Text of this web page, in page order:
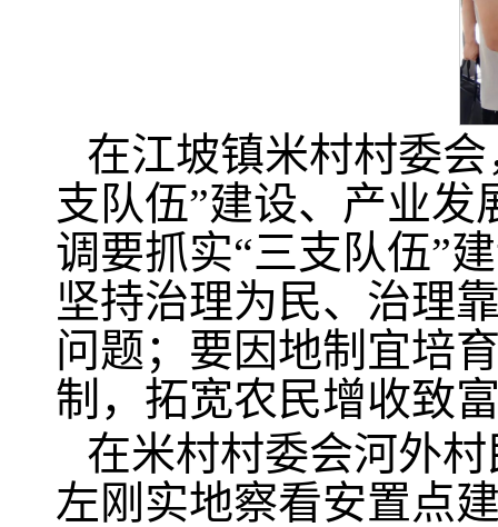
在江坡镇米村村委
支队伍”建设、产业
调要抓实“三支队伍”
坚持治理为民、治理
问题；要因地制宜培
制，拓宽农民增收致
在米村村委会河外
左刚实地察看安置点